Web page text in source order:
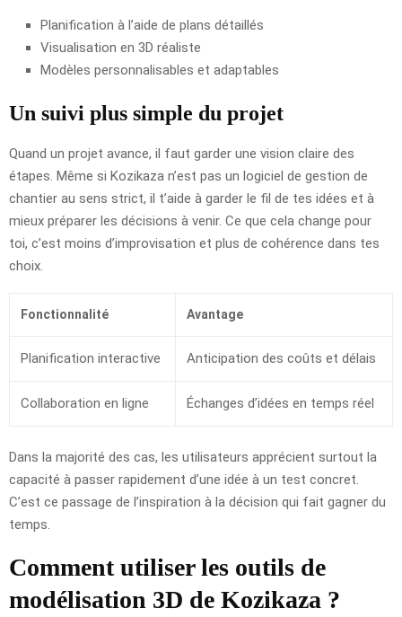
Planification à l’aide de plans détaillés
Visualisation en 3D réaliste
Modèles personnalisables et adaptables
Un suivi plus simple du projet
Quand un projet avance, il faut garder une vision claire des
étapes. Même si Kozikaza n’est pas un logiciel de gestion de
chantier au sens strict, il t’aide à garder le fil de tes idées et à
mieux préparer les décisions à venir. Ce que cela change pour
toi, c’est moins d’improvisation et plus de cohérence dans tes
choix.
Fonctionnalité Avantage
Planification interactive Anticipation des coûts et délais
Collaboration en ligne Échanges d’idées en temps réel
Dans la majorité des cas, les utilisateurs apprécient surtout la
capacité à passer rapidement d’une idée à un test concret.
C’est ce passage de l’inspiration à la décision qui fait gagner du
temps.
Comment utiliser les outils de
modélisation 3D de Kozikaza ?